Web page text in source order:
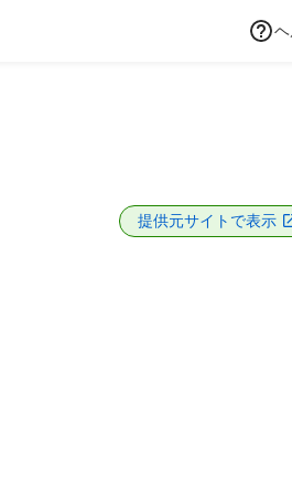
提供元サイトで表示